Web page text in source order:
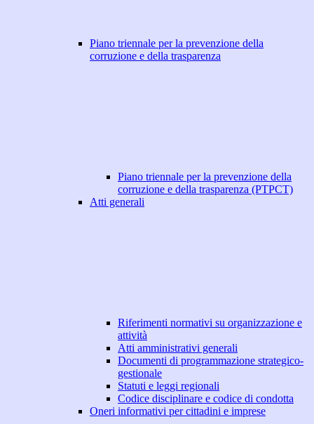
Piano triennale per la prevenzione della
corruzione e della trasparenza
Piano triennale per la prevenzione della
corruzione e della trasparenza (PTPCT)
Atti generali
Riferimenti normativi su organizzazione e
attività
Atti amministrativi generali
Documenti di programmazione strategico-
gestionale
Statuti e leggi regionali
Codice disciplinare e codice di condotta
Oneri informativi per cittadini e imprese